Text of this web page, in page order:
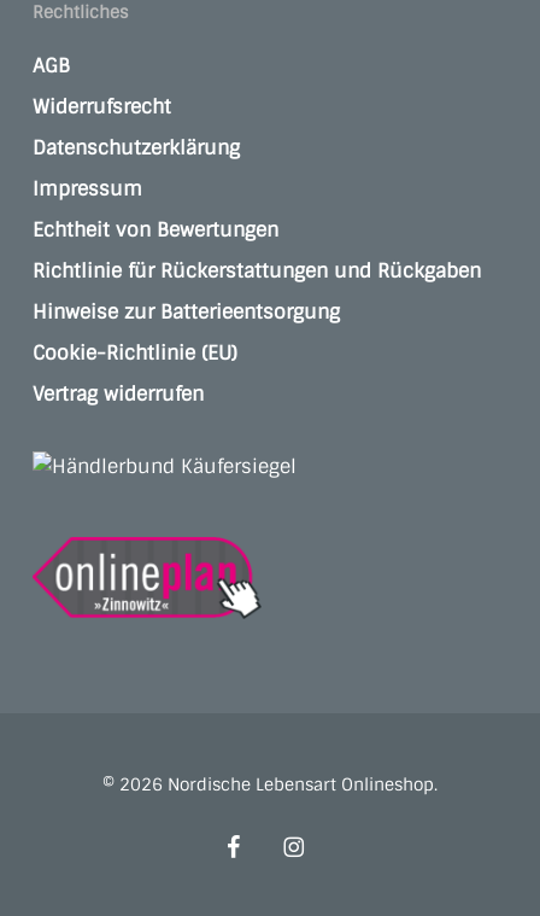
Rechtliches
AGB
Widerrufsrecht
Datenschutzerklärung
Impressum
Echtheit von Bewertungen
Richtlinie für Rückerstattungen und Rückgaben
Hinweise zur Batterieentsorgung
Cookie-Richtlinie (EU)
Vertrag widerrufen
© 2026 Nordische Lebensart Onlineshop.
facebookinstagram